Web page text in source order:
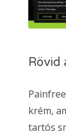
Rövid
krém,
tartós